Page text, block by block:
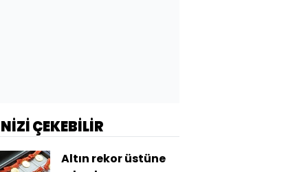
ÇEKEBİLİR
Altın rekor üstüne